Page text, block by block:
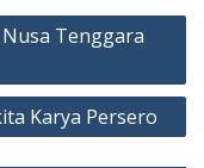
Tenggara
Karya Persero